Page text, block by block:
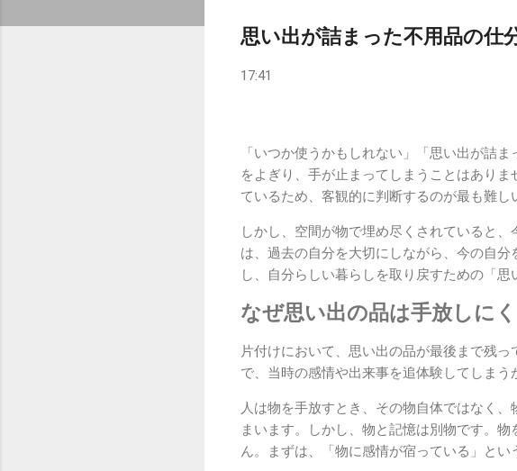
思い出が詰まった不用品の仕
17:41
「いつか使うかもしれない」「思い出が詰
をよぎり、手が止まってしまうことはあり
ているため、客観的に判断するのが最も難し
しかし、空間が物で埋め尽くされていると
は、過去の自分を大切にしながら、今の自
し、自分らしい暮らしを取り戻すための「
なぜ思い出の品は手放しに
片付けにおいて、思い出の品が最後まで残
で、当時の感情や出来事を追体験してしまう
人は物を手放すとき、その物自体ではなく
まいます。しかし、物と記憶は別物です。
ん。まずは、「物に感情が宿っている」と